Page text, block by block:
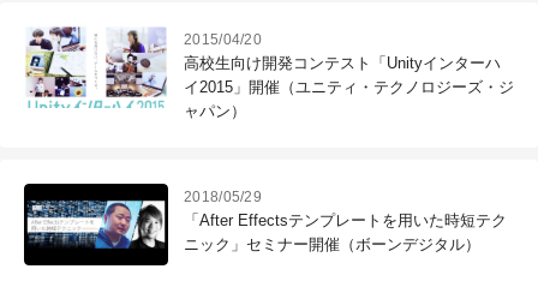
2015/04/20
高校生向け開発コンテスト「Unityインターハ
イ2015」開催（ユニティ・テクノロジーズ・ジ
ャパン）
2018/05/29
「After Effectsテンプレートを用いた時短テク
ニック」セミナー開催（ボーンデジタル）